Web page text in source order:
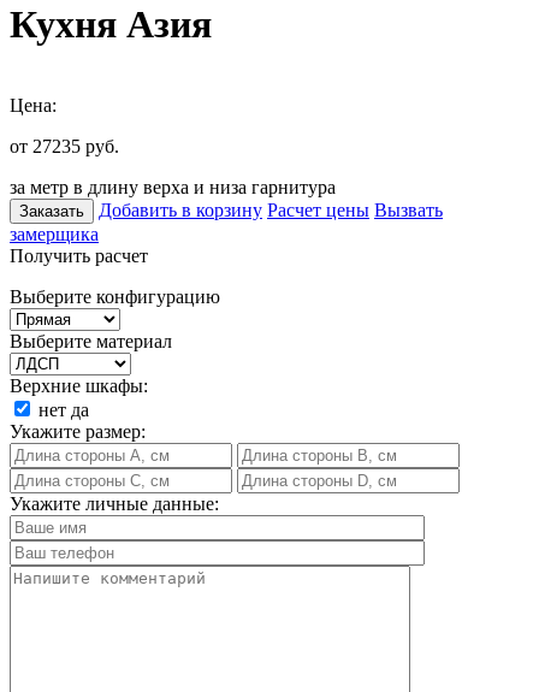
Кухня Азия
Цена:
от 27235 руб.
за метр в длину верха и низа гарнитура
Заказать Добавить в корзину Расчет цены Вызвать
замерщика
Получить расчет
Выберите конфигурацию
Выберите материал
Верхние шкафы:
нет да
Укажите размер:
Укажите личные данные: